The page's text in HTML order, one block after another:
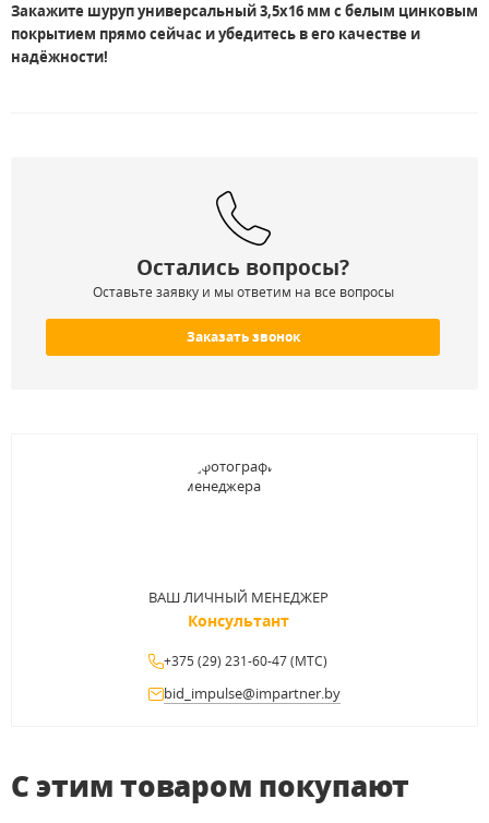
Закажите шуруп универсальный 3,5x16 мм с белым цинковым
покрытием прямо сейчас и убедитесь в его качестве и
надёжности!
Остались вопросы?
Оставьте заявку и мы ответим на все вопросы
Заказать звонок
ВАШ ЛИЧНЫЙ МЕНЕДЖЕР
Консультант
+375 (29) 231-60-47 (МТС)
bid_impulse@impartner.by
С этим товаром покупают